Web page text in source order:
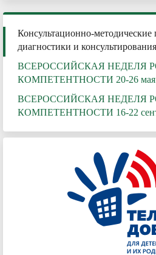
Консультационно-
диагностики и
ВСЕРОССИЙСКАЯ НЕДЕЛЯ
КОМПЕТЕНТНОСТИ 20-26 мая
ВСЕРОССИЙСКАЯ НЕДЕЛЯ
КОМПЕТЕНТНОСТИ 16-22